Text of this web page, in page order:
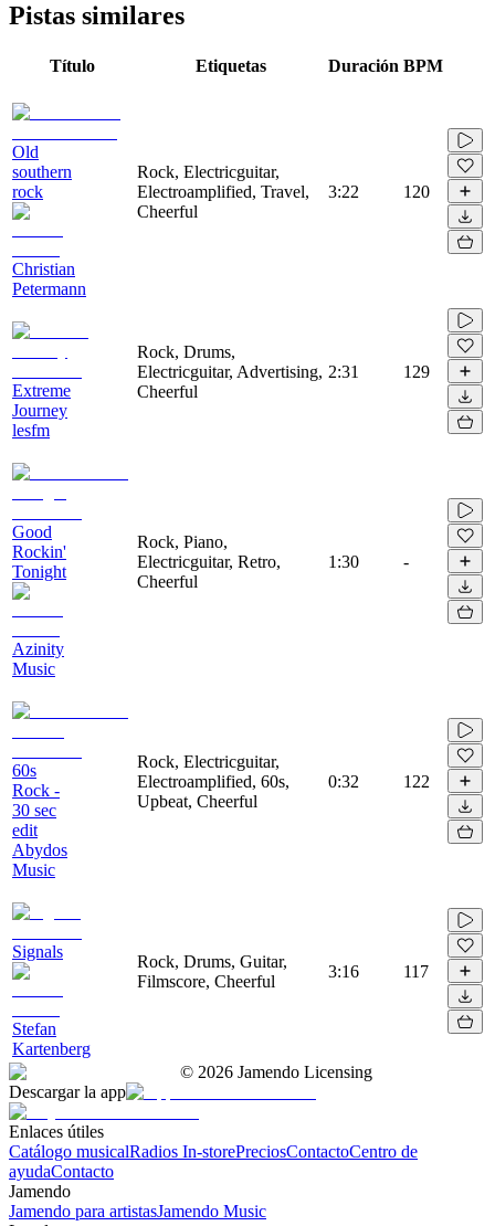
Pistas similares
Título Etiquetas Duración BPM
Old
southern
rock
Christian
Petermann
Rock, Electricguitar,
Electroamplified, Travel,
Cheerful
3:22 120
Extreme
Journey
lesfm
Rock, Drums,
Electricguitar, Advertising,
Cheerful
2:31 129
Good
Rockin'
Tonight
Azinity
Music
Rock, Piano,
Electricguitar, Retro,
Cheerful
1:30 -
60s
Rock -
30 sec
edit
Abydos
Music
Rock, Electricguitar,
Electroamplified, 60s,
Upbeat, Cheerful
0:32 122
Signals
Stefan
Kartenberg
Rock, Drums, Guitar,
Filmscore, Cheerful
3:16 117
© 2026 Jamendo Licensing
Descargar la app
Enlaces útiles
Catálogo musicalRadios In-storePreciosContactoCentro de
ayudaContacto
Jamendo
Jamendo para artistasJamendo Music